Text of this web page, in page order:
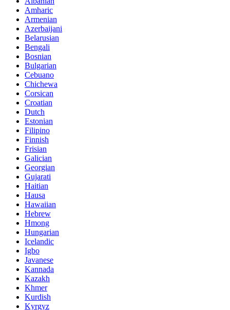
Amharic
Armenian
Azerbaijani
Belarusian
Bengali
Bosnian
Bulgarian
Cebuano
Chichewa
Corsican
Croatian
Dutch
Estonian
Filipino
Finnish
Frisian
Galician
Georgian
Gujarati
Haitian
Hausa
Hawaiian
Hebrew
Hmong
Hungarian
Icelandic
Igbo
Javanese
Kannada
Kazakh
Khmer
Kurdish
Kyrgyz